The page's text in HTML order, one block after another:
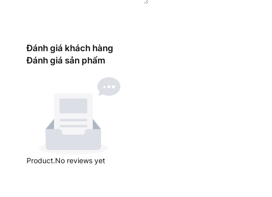
Đánh giá khách hàng
Đánh giá sản phẩm
Product.No reviews yet